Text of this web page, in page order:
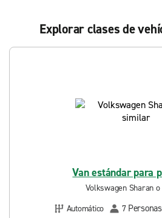
Explorar clases de
Van estándar para
Volkswagen Sharan
Automático
7 Personas